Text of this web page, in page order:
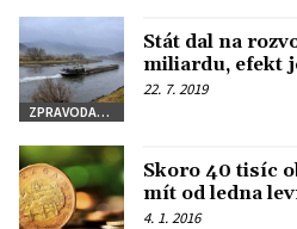
ZPRAVODAJSTVÍ
Stát dal na
miliardu, efekt
22. 7. 2019
Skoro 40 tisíc
mít od ledna
4. 1. 2016